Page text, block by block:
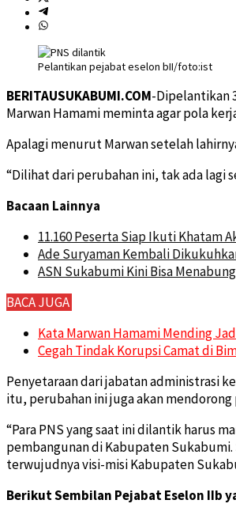
Pelantikan pejabat eselon bII/foto:ist
BERITAUSUKABUMI.COM-Dipelantikan
Marwan Hamami meminta agar pola
Apalagi menurut Marwan setelah
“Dilihat dari perubahan ini, tak ada lagi
Bacaan Lainnya
11.160 Peserta Siap Ikuti Khatam
Ade Suryaman Kembali
ASN Sukabumi Kini Bisa
BACA JUGA
Kata Marwan Hamami Mending
Cegah Tindak Korupsi Camat di
Penyetaraan dari jabatan administrasi
itu, perubahan ini juga akan
“Para PNS yang saat ini dilantik harus
pembangunan di Kabupaten
terwujudnya visi-misi Kabupaten
Berikut Sembilan Pejabat Eselon IIb